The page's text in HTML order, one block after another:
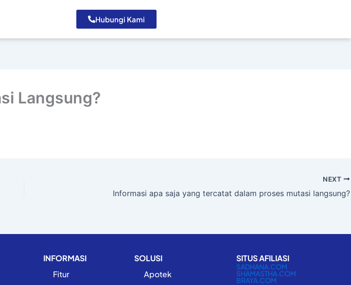
Hubungi Kami
Langsung?
NEXT
Informasi apa saja yang tercatat dalam proses mutasi langsung?
INFORMASI
Fitur
SOLUSI
Apotek
SITUS AFILIASI
SADHANA.COM
SHAMASTHA.COM
BRAYA.COM